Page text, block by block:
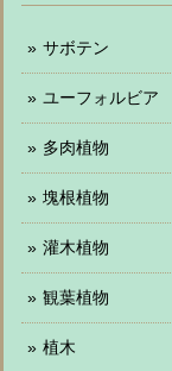
サボテン
ユーフォルビア
多肉植物
塊根植物
灌木植物
観葉植物
植木